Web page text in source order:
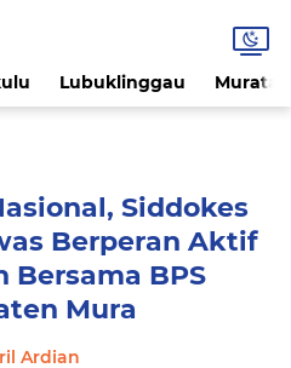
Lubuklinggau
Siddokes
Berperan Aktif
Bersama BPS
Mura
Ardian